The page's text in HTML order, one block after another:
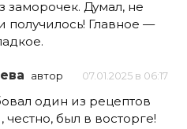
заморочек. Думал, не
получилось! Главное —
автор 07.01.2025 в 06:17
один из рецептов
честно, был в восторге!